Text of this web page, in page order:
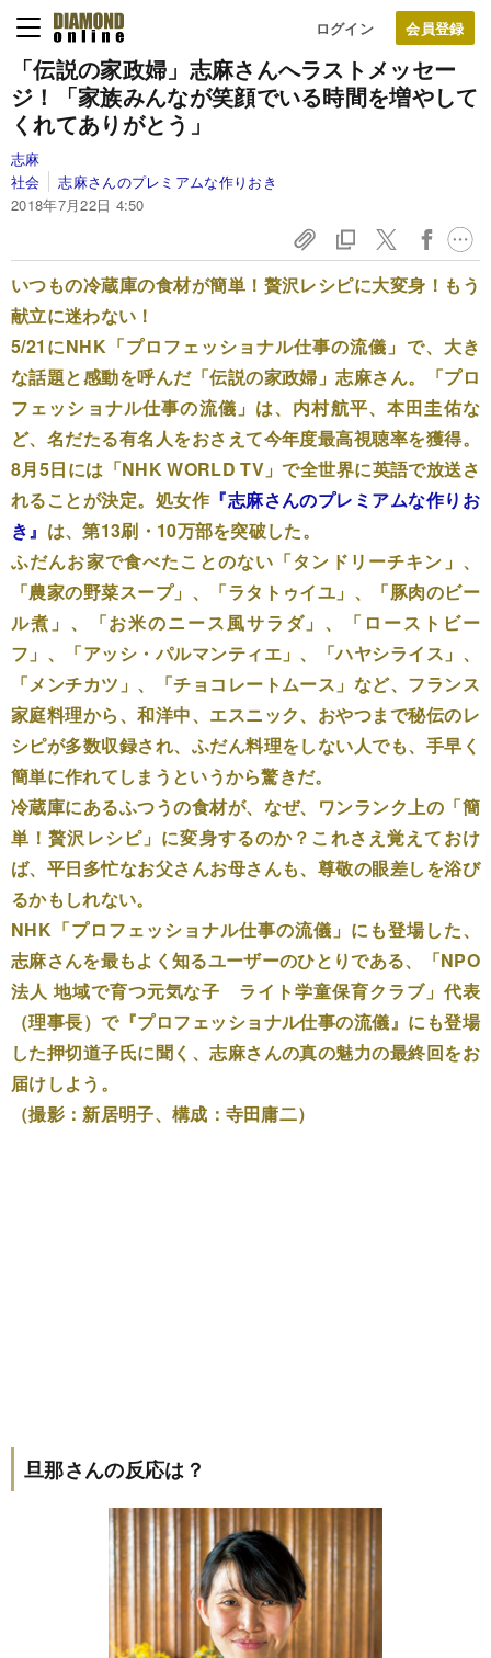
ログイン
「伝説の家政婦」志麻さんへラストメッセー
ジ！
「家族みんなが笑顔でいる時間を増やして
くれてありがとう」
志麻
社会
志麻さんのプレミアムな作りおき
2018年7月22日 4:50
いつもの冷蔵庫の食材が簡単！贅沢レシピに大変身！もう
献立に迷わない！
5/21にNHK「プロフェッショナル仕事の流儀」で、大き
な話題と感動を呼んだ「伝説の家政婦」志麻さん。「プロ
フェッショナル仕事の流儀」は、内村航平、本田圭佑な
ど、名だたる有名人をおさえて今年度最高視聴率を獲得。
8月5日には「NHK WORLD TV」で全世界に英語で放送さ
れることが決定。処女作『志麻さんのプレミアムな作りお
き』 は、第13刷・10万部を突破した。
ふだんお家で食べたことのない「タンドリーチキン」、
「農家の野菜スープ」、「ラタトゥイユ」、「豚肉のビー
ル煮」、「お米のニース風サラダ」、「ローストビー
フ」、「アッシ・パルマンティエ」、「ハヤシライス」、
「メンチカツ」、「チョコレートムース」など、フランス
家庭料理から、和洋中、エスニック、おやつまで秘伝のレ
シピが多数収録され、ふだん料理をしない人でも、手早く
簡単に作れてしまうというから驚きだ。
冷蔵庫にあるふつうの食材が、なぜ、ワンランク上の「簡
単！贅沢レシピ」に変身するのか？これさえ覚えておけ
ば、平日多忙なお父さんお母さんも、尊敬の眼差しを浴び
るかもしれない。
NHK「プロフェッショナル仕事の流儀」にも登場した、
志麻さんを最もよく知るユーザーのひとりである、「NPO
法人 地域で育つ元気な子 ライト学童保育クラブ」代表
（理事長）で『プロフェッショナル仕事の流儀』にも登場
した押切道子氏に聞く、志麻さんの真の魅力の最終回をお
届けしよう。
（撮影：新居明子、構成：寺田庸二）
旦那さんの反応は？